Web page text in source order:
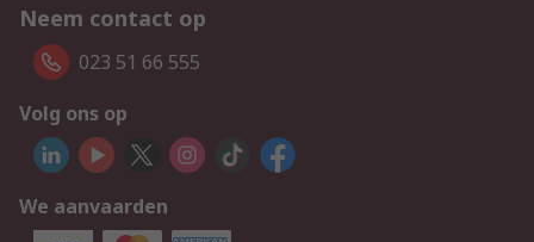
Neem contact op
023 51 66 555
Volg ons op
We aanvaarden